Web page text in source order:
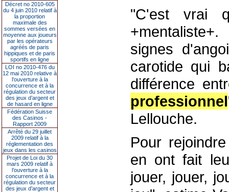
Décret no 2010-605
du 4 juin 2010 relatif à
la proportion
maximale des
sommes versées en
moyenne aux joueurs
par les opérateurs
agréés de paris
hippiques et de paris
sportifs en ligne
LOI no 2010-476 du
12 mai 2010 relative à
l’ouverture à la
concurrence et à la
régulation du secteur
des jeux d’argent et
de hasard en ligne
Fédération Suisse
des Casinos -
Rapport 2009
Arrêté du 29 juillet
2009 relatif à la
réglementation des
jeux dans les casinos
Projet de Loi du 30
mars 2009 relatif à
l’ouverture à la
concurrence et à la
régulation du secteur
des jeux d’argent et
"C'est vrai
signes
carotide qui
différence
professionnel
Lellouche.
Pour
en ont fait
jouer, jouer,